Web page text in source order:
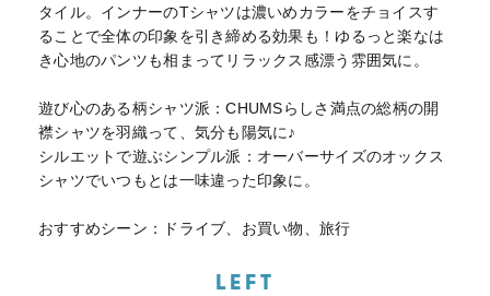
タイル。インナーのTシャツは濃いめカラーをチョイスす
ることで全体の印象を引き締める効果も！ゆるっと楽なは
き心地のパンツも相まってリラックス感漂う雰囲気に。
遊び心のある柄シャツ派：CHUMSらしさ満点の総柄の開
襟シャツを羽織って、気分も陽気に♪
シルエットで遊ぶシンプル派：オーバーサイズのオックス
シャツでいつもとは一味違った印象に。
おすすめシーン：ドライブ、お買い物、旅行
LEFT